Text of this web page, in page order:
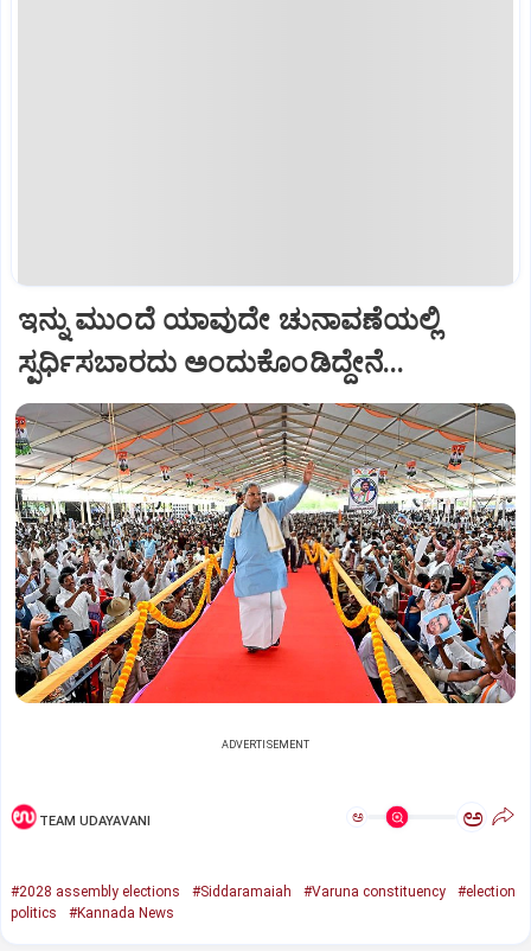
ಇನ್ನು ಮುಂದೆ ಯಾವುದೇ ಚುನಾವಣೆಯಲ್ಲಿ
ಸ್ಪರ್ಧಿಸಬಾರದು ಅಂದುಕೊಂಡಿದ್ದೇನೆ...
ADVERTISEMENT
TEAM UDAYAVANI ಅ ಅ
#2028 assembly elections #Siddaramaiah #Varuna constituency
#election
politics
#Kannada News